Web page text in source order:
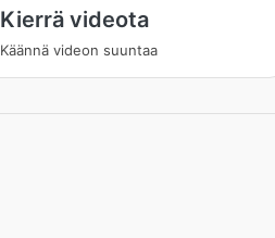
Kierrä videota
Käännä videon suuntaa